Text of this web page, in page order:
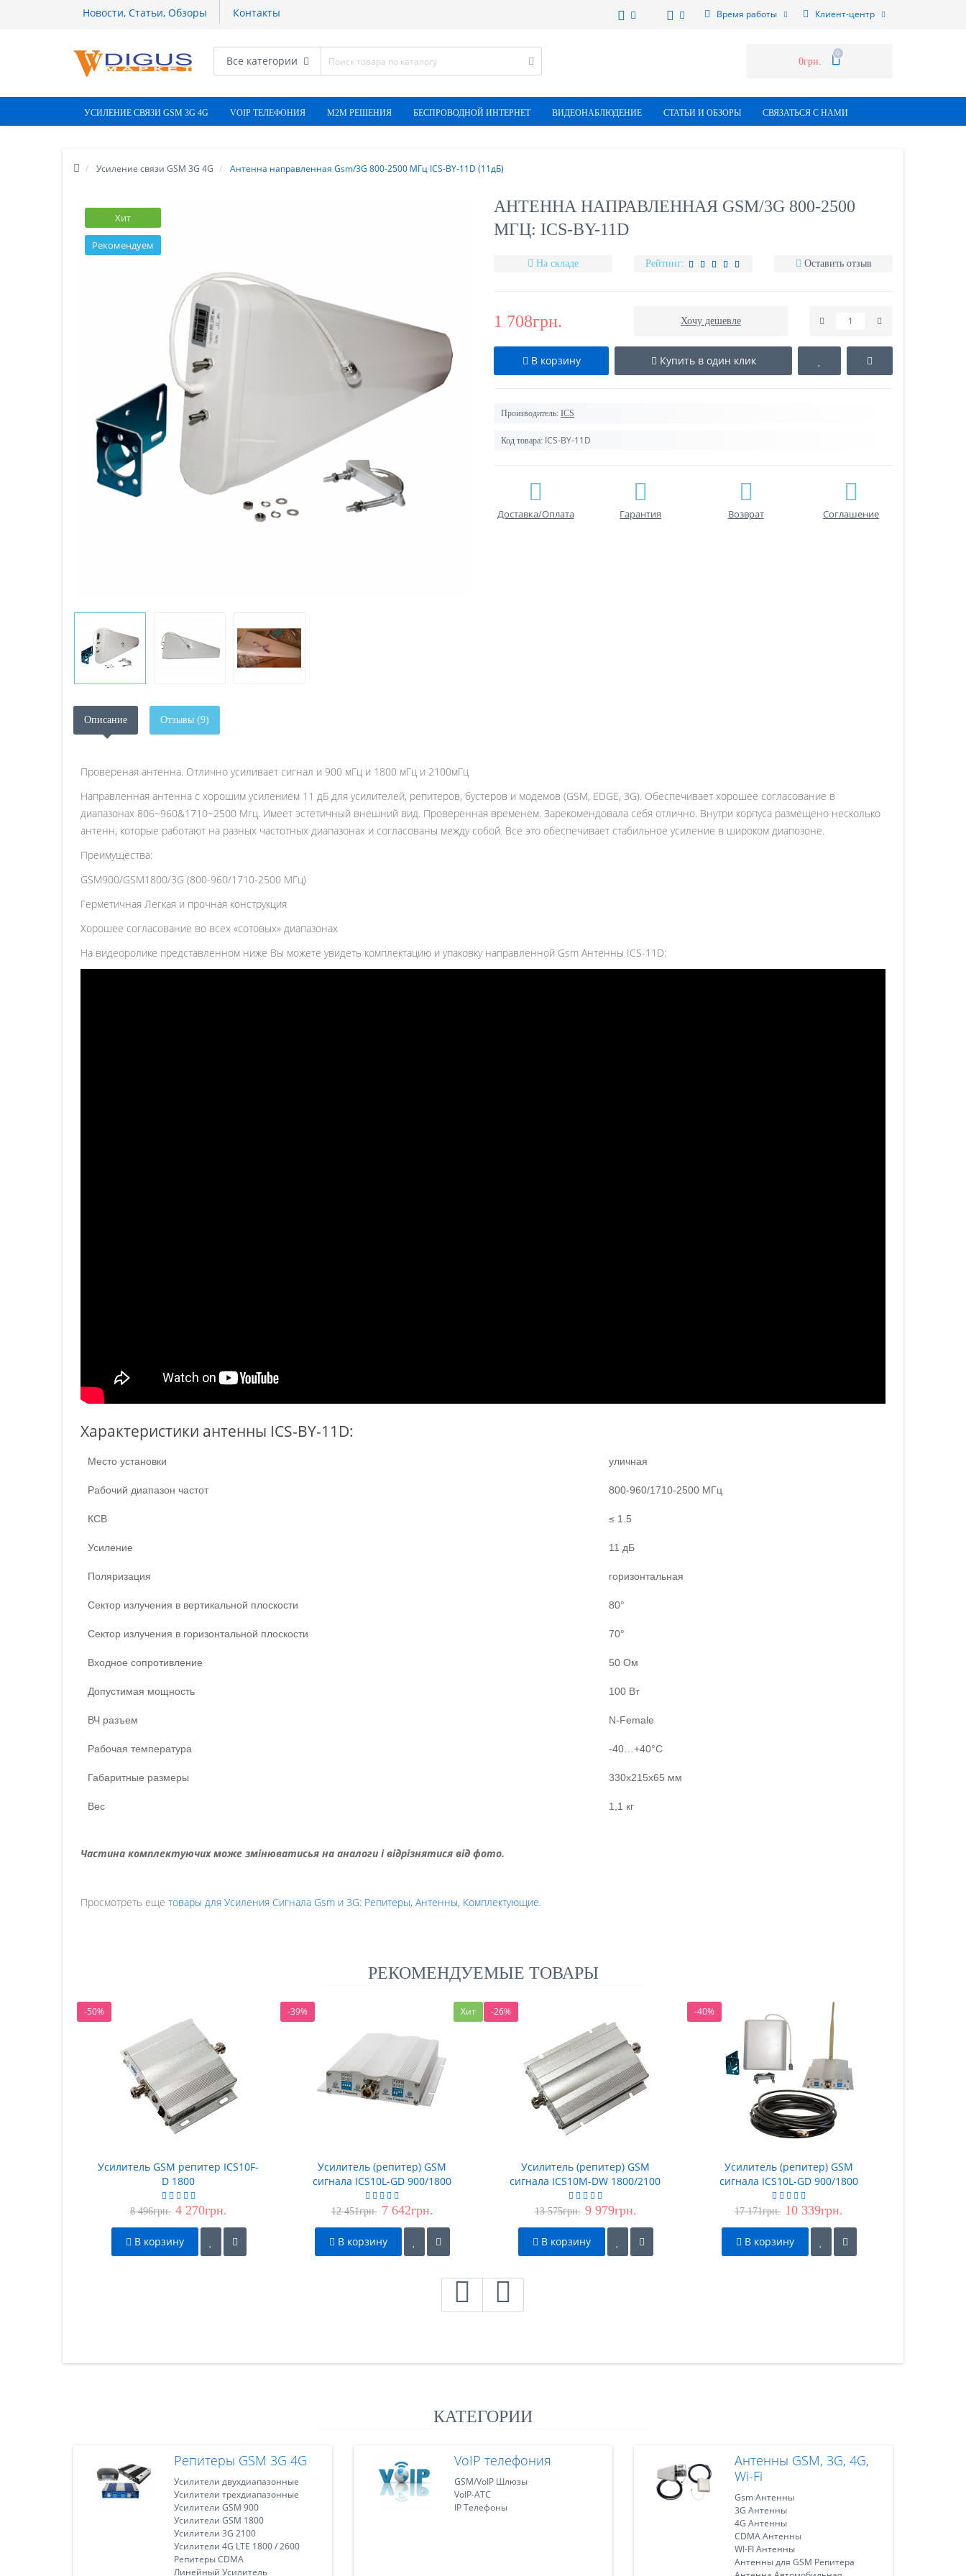
Новости, Статьи, Обзоры Контакты Время работы Клиент-центр
Все категории 0грн.
0
УСИЛЕНИЕ СВЯЗИ GSM 3G 4G VOIP ТЕЛЕФОНИЯ M2M РЕШЕНИЯ БЕСПРОВОДНОЙ ИНТЕРНЕТ ВИДЕОНАБЛЮДЕНИЕ СТАТЬИ И ОБЗОРЫ СВЯЗАТЬСЯ С НАМИ
Усиление связи GSM 3G 4G Антенна направленная Gsm/3G 800-2500 МГц ICS-BY-11D (11дБ)
Хит
Рекомендуем
АНТЕННА НАПРАВЛЕННАЯ GSM/3G 800-2500
МГЦ: ICS-BY-11D
На складе Рейтинг: Оставить отзыв
1 708грн. Хочу дешевле
В корзину Купить в один клик
Производитель: ICS
Код товара: ICS-BY-11D
Доставка/Оплата Гарантия Возврат Соглашение
Описание Отзывы (9)
Провереная антенна. Отлично усиливает сигнал и 900 мГц и 1800 мГц и 2100мГц
Направленная антенна c хорошим усилением 11 дБ для усилителей, репитеров, бустеров и модемов (GSM, EDGE, 3G). Обеспечивает хорошее согласование в
диапазонах 806~960&1710~2500 Мгц. Имеет эстетичный внешний вид. Проверенная временем. Зарекомендовала себя отлично. Внутри корпуса размещено несколько
антенн, которые работают на разных частотных диапазонах и согласованы между собой. Все это обеспечивает стабильное усиление в широком диапозоне.
Преимущества:
GSM900/GSM1800/3G (800-960/1710-2500 МГц)
Герметичная Легкая и прочная конструкция
Хорошее согласование во всех «сотовых» диапазонах
На видеоролике представленном ниже Вы можете увидеть комплектацию и упаковку направленной Gsm Антенны ICS-11D:
Характеристики антенны ICS-BY-11D:
Место установки уличная
Рабочий диапазон частот 800-960/1710-2500 МГц
КСВ ≤ 1.5
Усиление 11 дБ
Поляризация горизонтальная
Сектор излучения в вертикальной плоскости 80°
Сектор излучения в горизонтальной плоскости 70°
Входное сопротивление 50 Ом
Допустимая мощность 100 Вт
ВЧ разъем N-Female
Рабочая температура -40…+40°С
Габаритные размеры 330х215х65 мм
Вес 1,1 кг
Частина комплектуючих може змінюватисья на аналоги і відрізнятися від фото.
Просмотреть еще товары для Усиления Сигнала Gsm и 3G: Репитеры, Антенны, Комплектующие.
РЕКОМЕНДУЕМЫЕ ТОВАРЫ
-50%
Усилитель GSM репитер ICS10F-
D 1800
8 496грн. 4 270грн.
В корзину
-39% Хит
Усилитель (репитер) GSM
сигнала ICS10L-GD 900/1800
12 451грн. 7 642грн.
В корзину
-26%
Усилитель (репитер) GSM
сигнала ICS10M-DW 1800/2100
13 575грн. 9 979грн.
В корзину
-40%
Усилитель (репитер) GSM
сигнала ICS10L-GD 900/1800
Комплект
17 171грн. 10 339грн.
В корзину
КАТЕГОРИИ
Репитеры GSM 3G 4G
Усилители двухдиапазонные
Усилители трехдиапазонные
Усилители GSM 900
Усилители GSM 1800
Усилители 3G 2100
Усилители 4G LTE 1800 / 2600
Репитеры CDMA
Линейный Усилитель
VoIP телефония
GSM/VoIP Шлюзы
VoIP-АТС
IP Телефоны
Антенны GSM, 3G, 4G,
Wi-Fi
Gsm Антенны
3G Антенны
4G Антенны
CDMA Антенны
WI-FI Антенны
Антенны для GSM Репитера